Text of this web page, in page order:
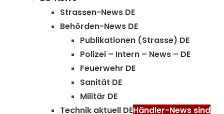
Strassen-News DE
Behörden-News DE
Publikationen (Strasse) DE
Polizei – Intern – News – DE
Feuerwehr DE
Sanität DE
Militär DE
Technik aktuell DEHändler-News sind